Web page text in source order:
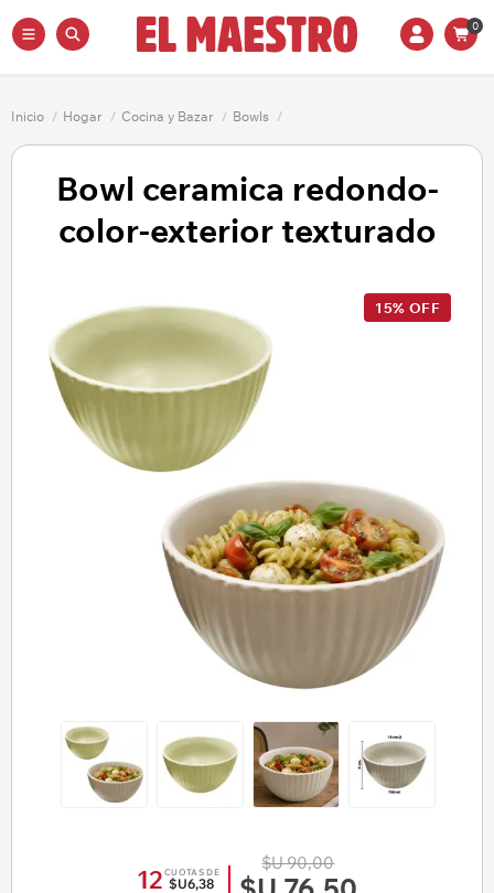
0
Inicio / Hogar / Cocina y Bazar / Bowls /
Bowl ceramica redondo-
color-exterior texturado
15% OFF
12 CUOTAS DE
$U6,38
$U 90,00